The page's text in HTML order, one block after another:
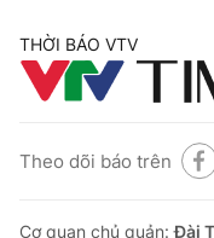
THỜI BÁO VTV
Theo dõi báo trên
Cơ quan chủ quản:Đài